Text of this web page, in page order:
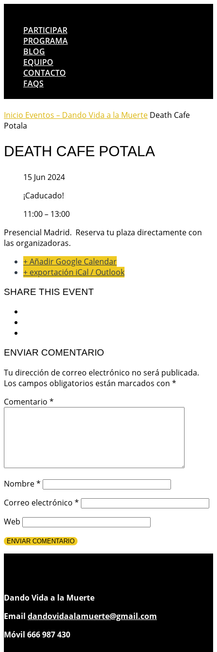
PARTICIPAR
PROGRAMA
BLOG
EQUIPO
CONTACTO
FAQS
Inicio Eventos – Dando Vida a la Muerte Death Cafe
Potala
DEATH CAFE POTALA
15 Jun 2024
¡Caducado!
11:00 – 13:00
Presencial Madrid. Reserva tu plaza directamente con
las organizadoras.
+ Añadir Google Calendar
+ exportación iCal / Outlook
SHARE THIS EVENT
ENVIAR COMENTARIO
Tu dirección de correo electrónico no será publicada.
Los campos obligatorios están marcados con *
Comentario *
Nombre*
Correo electrónico *
Web
Dando Vida a la Muerte
Email dandovidaalamuerte@gmail.com
Móvil 666 987 430